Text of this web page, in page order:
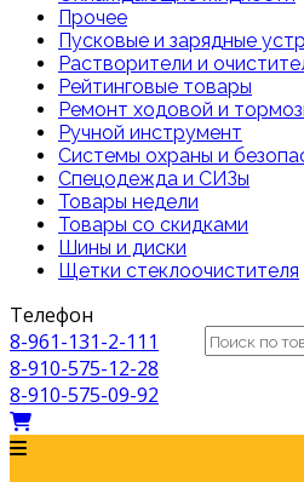
Прочее
Пусковые и зарядные
Растворители и
Рейтинговые товары
Ремонт ходовой и
Ручной инструмент
Системы охраны и
Спецодежда и СИЗы
Товары недели
Товары со скидками
Шины и диски
Щетки стеклоочистителя
Искать:
Телефон
8-961-131-2-111
8-910-575-12-28
8-910-575-09-92